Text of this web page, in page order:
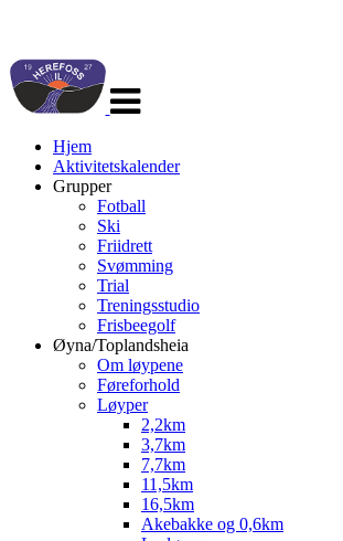
navigasjon
Hjem
Aktivitetskalender
Grupper
Fotball
Ski
Friidrett
Svømming
Trial
Treningsstudio
Frisbeegolf
Øyna/Toplandsheia
Om løypene
Føreforhold
Løyper
2,2km
3,7km
7,7km
11,5km
16,5km
Akebakke og 0,6km